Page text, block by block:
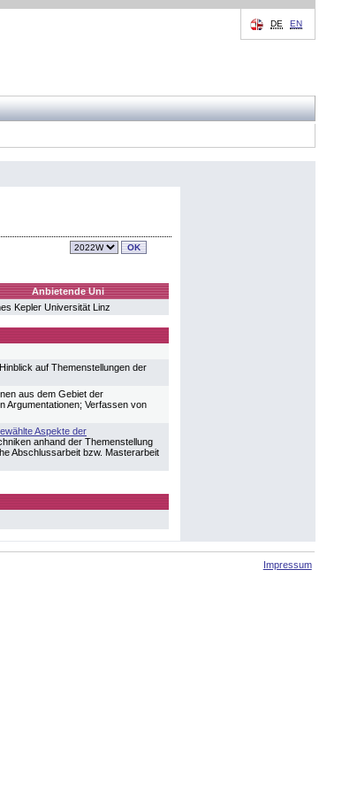
DE EN
Anbietende Uni
Kepler Universität Linz
auf Themenstellungen der
aus dem Gebiet der
Argumentationen; Verfassen von
Aspekte der
anhand der Themenstellung
Abschlussarbeit bzw. Masterarbeit
Impressum